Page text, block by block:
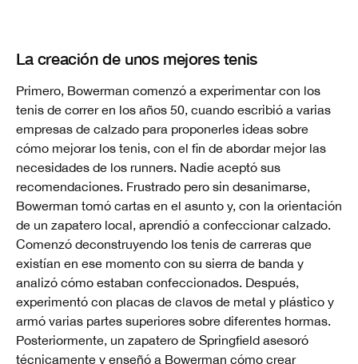
La creación de unos mejores tenis
Primero, Bowerman comenzó a experimentar con los
tenis de correr en los años 50, cuando escribió a varias
empresas de calzado para proponerles ideas sobre
cómo mejorar los tenis, con el fin de abordar mejor las
necesidades de los runners. Nadie aceptó sus
recomendaciones. Frustrado pero sin desanimarse,
Bowerman tomó cartas en el asunto y, con la orientación
de un zapatero local, aprendió a confeccionar calzado.
Comenzó deconstruyendo los tenis de carreras que
existían en ese momento con su sierra de banda y
analizó cómo estaban confeccionados. Después,
experimentó con placas de clavos de metal y plástico y
armó varias partes superiores sobre diferentes hormas.
Posteriormente, un zapatero de Springfield asesoró
técnicamente y enseñó a Bowerman cómo crear